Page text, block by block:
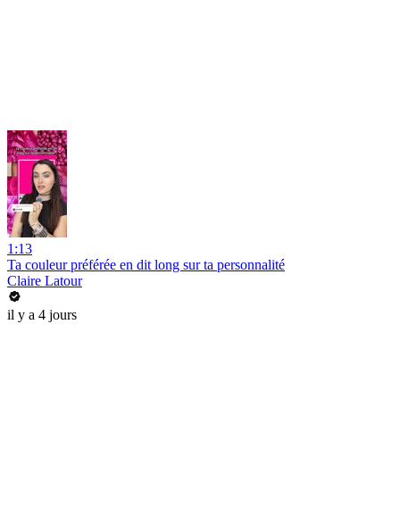
1:13
Ta couleur préférée en dit long sur ta personnalité
Claire Latour
il y a 4 jours